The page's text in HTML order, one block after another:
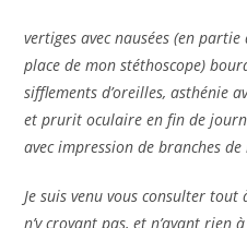
vertiges avec nausées (en
place de mon stéthoscope)
sifflements d’oreilles, asthénie
et prurit oculaire en fin de
avec impression de branches
Je suis venu vous consulter
n’y croyant pas, et n’ayant rien